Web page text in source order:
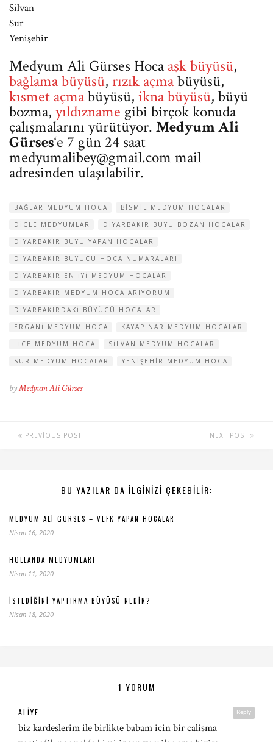
Silvan
Sur
Yenişehir
Medyum Ali Gürses Hoca aşk büyüsü,
bağlama büyüsü, rızık açmabüyüsü,
kısmet açmabüyüsü, ikna büyüsü, büyü
bozma, yıldızname gibi birçok konuda
çalışmalarını yürütüyor. Medyum Ali
Gürses‘e 7 gün 24 saat
medyumalibey@gmail.com mail
adresinden ulaşılabilir.
BAĞLAR MEDYUM HOCA
BISMIL MEDYUM HOCALAR
DICLE MEDYUMLAR
DIYARBAKIR BÜYÜ BOZAN HOCALAR
DIYARBAKIR BÜYÜ YAPAN HOCALAR
DIYARBAKIR BÜYÜCÜ HOCA NUMARALARI
DIYARBAKIR EN IYI MEDYUM HOCALAR
DIYARBAKIR MEDYUM HOCA ARIYORUM
DIYARBAKIRDAKI BÜYÜCÜ HOCALAR
ERGANI MEDYUM HOCA
KAYAPINAR MEDYUM HOCALAR
LICE MEDYUM HOCA
SILVAN MEDYUM HOCALAR
SUR MEDYUM HOCALAR
YENIŞEHIR MEDYUM HOCA
byMedyum Ali Gürses
PREVIOUS POST NEXT POST
BU YAZILAR DA ILGINIZI ÇEKEBILIR:
MEDYUM ALI GÜRSES – VEFK YAPAN HOCALAR
Nisan 16, 2020
HOLLANDA MEDYUMLARI
Nisan 11, 2020
İSTEDIĞINI YAPTIRMA BÜYÜSÜ NEDIR?
Nisan 18, 2020
1 YORUM
Reply
ALIYE
biz kardeslerim ile birlikte babam icin bir calisma